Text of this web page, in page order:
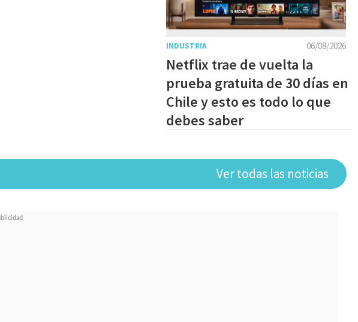
06/08/2026
INDUSTRIA
Netflix trae de vuelta la
prueba gratuita de 30 días en
Chile y esto es todo lo que
debes saber
Ver todas las noticias